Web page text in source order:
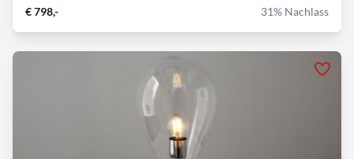
€ 798,- 31% Nachlass